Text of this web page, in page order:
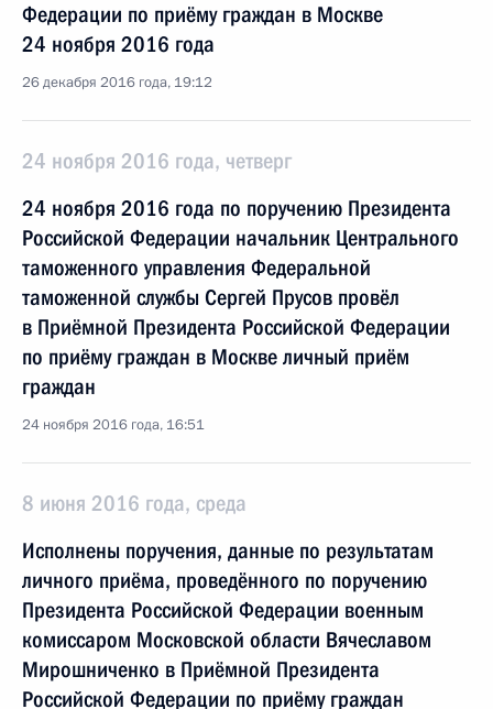
Федерации по приёму граждан в Москве
24 ноября 2016 года
26 декабря 2016 года, 19:12
24 ноября 2016 года, четверг
24 ноября 2016 года по поручению Президента
Российской Федерации начальник Центрального
таможенного управления Федеральной
таможенной службы Сергей Прусов провёл
в Приёмной Президента Российской Федерации
по приёму граждан в Москве личный приём
граждан
24 ноября 2016 года, 16:51
8 июня 2016 года, среда
Исполнены поручения, данные по результатам
личного приёма, проведённого по поручению
Президента Российской Федерации военным
комиссаром Московской области Вячеславом
Мирошниченко в Приёмной Президента
Российской Федерации по приёму граждан